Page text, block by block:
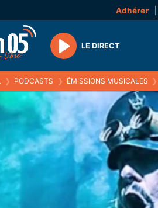
Adhérer
Play
LE DIRECT
❯ PODCASTS ❯ ÉMISSIONS MUSICALES ❯